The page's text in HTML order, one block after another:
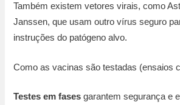
Também existem vetores virais, como
Janssen, que usam outro vírus seguro
instruções do patógeno alvo.
Como as vacinas são testadas (ensaios
Testes em fases garantem segurança e